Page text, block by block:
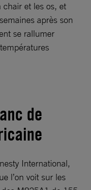
et les os, et
après son
se rallumer
de
International,
l’on voit sur les